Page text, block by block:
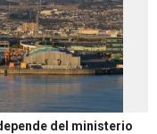
del ministerio